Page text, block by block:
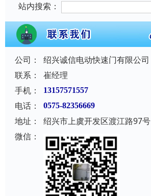
站内搜索：
公司：
绍兴诚信电动快速门有限公司
联系：
崔经理
手机：
13157571557
电话： 0575-82356669
地址：
绍兴市上虞开发区渡江路97号
微信：